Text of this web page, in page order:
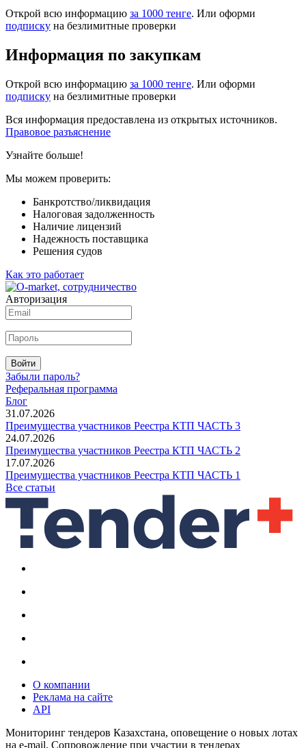
Открой всю информацию за 1000 тенге. Или оформи
подписку на безлимитные проверки
Информация по закупкам
Открой всю информацию за 1000 тенге. Или оформи
подписку на безлимитные проверки
Вся информация предоставлена из открытых источников.
Правовое разъяснение
Узнайте больше!
Мы можем проверить:
Банкротство/ликвидация
Налоговая задолженность
Наличие лицензий
Надежность поставщика
Решения судов
Как это работает
Авторизация
Войти
Забыли пароль?
Реферальная программа
Блог
31.07.2026
Преимущества участников Реестра КТП ЧАСТЬ 3
24.07.2026
Преимущества участников Реестра КТП ЧАСТЬ 2
17.07.2026
Преимущества участников Реестра КТП ЧАСТЬ 1
Все статьи
О компании
Реклама на сайте
API
Мониторинг тендеров Казахстана, оповещение о новых лотах
на e-mail. Сопровождение при участии в тендерах